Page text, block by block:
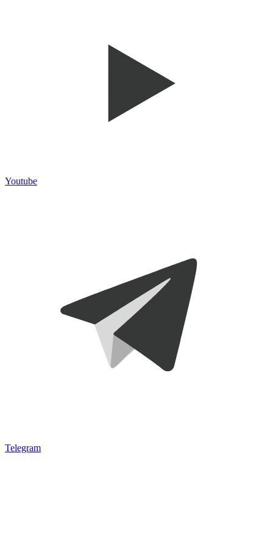
Youtube
Telegram